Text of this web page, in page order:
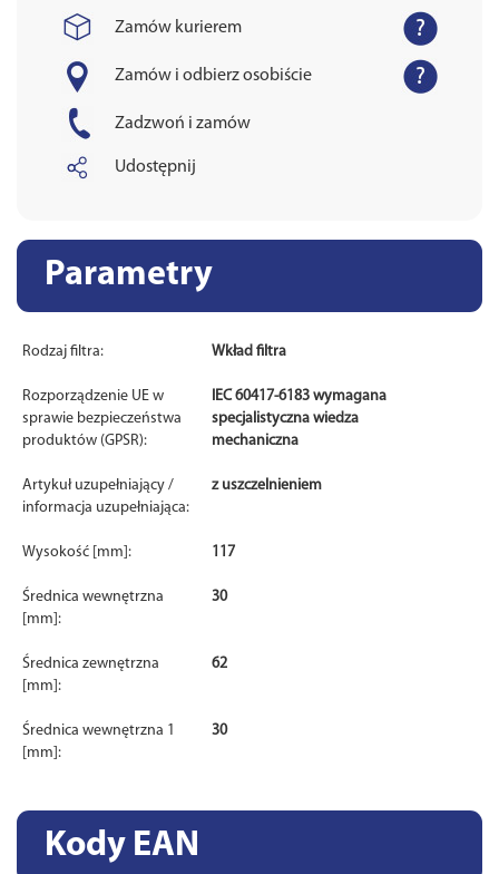
Zamów kurierem
Zamów i odbierz osobiście
Zadzwoń i zamów
Udostępnij
Parametry
Rodzaj filtra: Wkład filtra
Rozporządzenie UE w
sprawie bezpieczeństwa
produktów (GPSR):
IEC 60417-6183 wymagana
specjalistyczna wiedza
mechaniczna
Artykuł uzupełniający /
informacja uzupełniająca:
z uszczelnieniem
Wysokość [mm]: 117
Średnica wewnętrzna
[mm]:
30
Średnica zewnętrzna
[mm]:
62
Średnica wewnętrzna 1
[mm]:
30
Kody EAN